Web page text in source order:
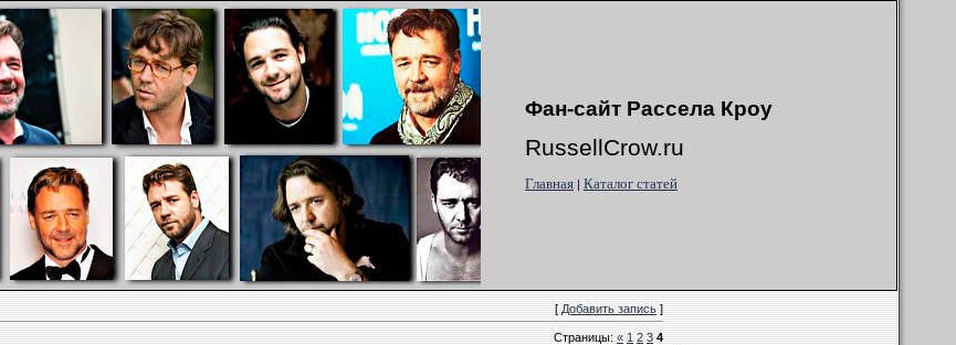
Фан-сайт Рассела Кроу
RussellCrow.ru
Главная | Каталог статей
[Добавить запись]
Страницы:« 1 2 3 4